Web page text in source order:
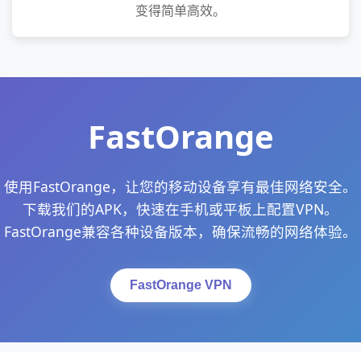
变得简单高效。
FastOrange
使用FastOrange，让您的移动设备享有最佳网络安全。
下载我们的APK，快速在手机或平板上配置VPN。
FastOrange兼容各种设备版本，确保流畅的网络体验。
FastOrange VPN